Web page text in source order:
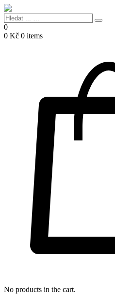
Hledat
...
…
Search
0
0 Kč 0 items
No products in the cart.